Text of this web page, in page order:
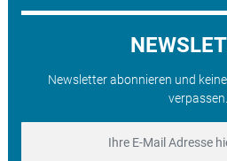
Newsletter abonnieren und
verpassen.